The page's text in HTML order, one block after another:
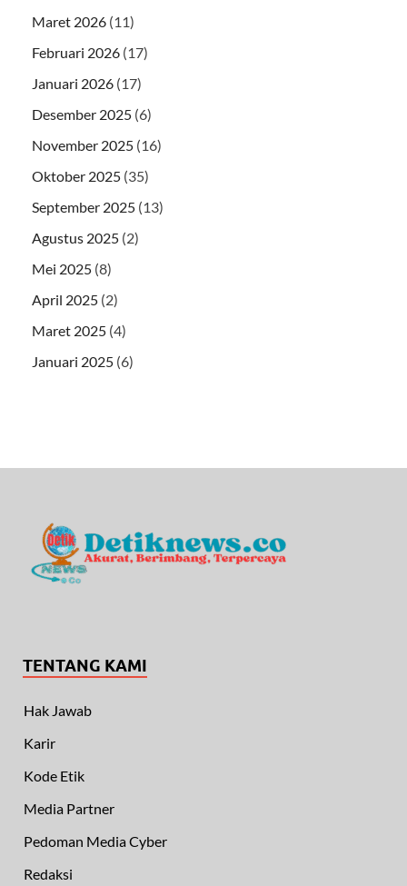
Maret 2026 (11)
Februari 2026 (17)
Januari 2026 (17)
Desember 2025 (6)
November 2025 (16)
Oktober 2025 (35)
September 2025 (13)
Agustus 2025 (2)
Mei 2025 (8)
April 2025 (2)
Maret 2025 (4)
Januari 2025 (6)
TENTANG KAMI
Hak Jawab
Karir
Kode Etik
Media Partner
Pedoman Media Cyber
Redaksi